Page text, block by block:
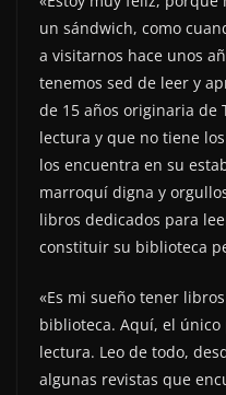
un sándwich, como
a visitarnos hace unos
tenemos sed de leer y
de 15 años originaria de
lectura y que no tiene
los encuentra en su
marroquí digna y
libros dedicados para
constituir su biblioteca
«Es mi sueño tener
biblioteca. Aquí, el
lectura. Leo de todo,
algunas revistas que